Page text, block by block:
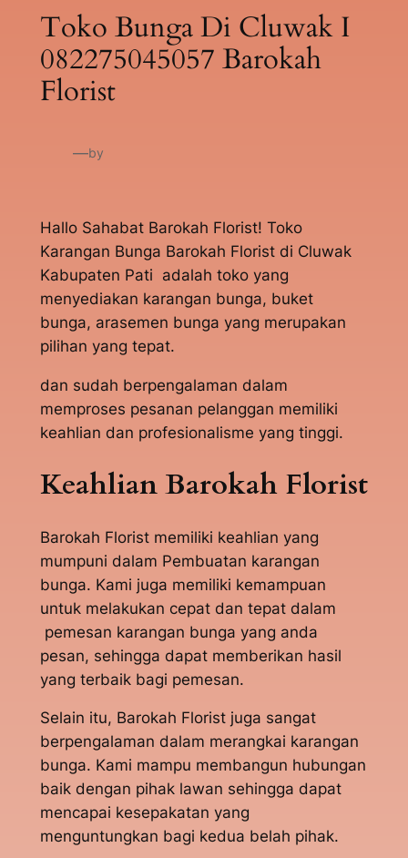
Toko Bunga Di Cluwak I
082275045057 Barokah
Florist
—by
Hallo Sahabat Barokah Florist! Toko
Karangan Bunga Barokah Florist di Cluwak
Kabupaten Pati adalah toko yang
menyediakan karangan bunga, buket
bunga, arasemen bunga yang merupakan
pilihan yang tepat.
dan sudah berpengalaman dalam
memproses pesanan pelanggan memiliki
keahlian dan profesionalisme yang tinggi.
Keahlian Barokah Florist
Barokah Florist memiliki keahlian yang
mumpuni dalam Pembuatan karangan
bunga. Kami juga memiliki kemampuan
untuk melakukan cepat dan tepat dalam
pemesan karangan bunga yang anda
pesan, sehingga dapat memberikan hasil
yang terbaik bagi pemesan.
Selain itu, Barokah Florist juga sangat
berpengalaman dalam merangkai karangan
bunga. Kami mampu membangun hubungan
baik dengan pihak lawan sehingga dapat
mencapai kesepakatan yang
menguntungkan bagi kedua belah pihak.